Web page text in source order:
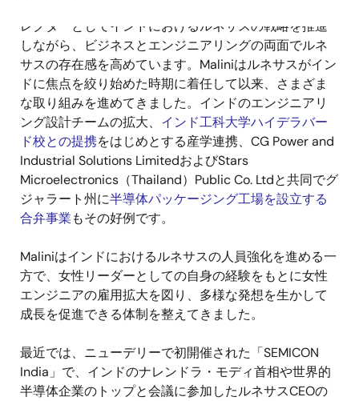
レクターとしてインドにおけるルネサスの戦略を推進
しながら、ビジネスとエンジニアリングの両面でルネ
サスの存在感を高めています。Maliniはルネサスがイン
ドに焦点を絞り始めた時期に着任して以来、さまざま
な取り組みを進めてきました。インドのエンジニアリ
ング設計チームの拡大、 インド工科大学ハイデラバー
ド校との提携をはじめとする産学連携、CG Power and
Industrial Solutions LimitedおよびStars
Microelectronics（Thailand）Public Co. Ltdと共同でグ
ジャラート州に半導体パッケージング工場を設立する
合弁事業もその好例です。
Maliniはインドにおけるルネサスの人員強化を進める一
方で、女性リーダーとしての自身の経験をもとに女性
エンジニアの雇用拡大を図り、多様な発想を生かして
成長を促進できる体制を整えてきました。
最近では、ニューデリーで初開催された「SEMICON
India」で、インドのナレンドラ・モディ首相や世界的
半導体企業のトップと会議に参加したルネサスCEOの